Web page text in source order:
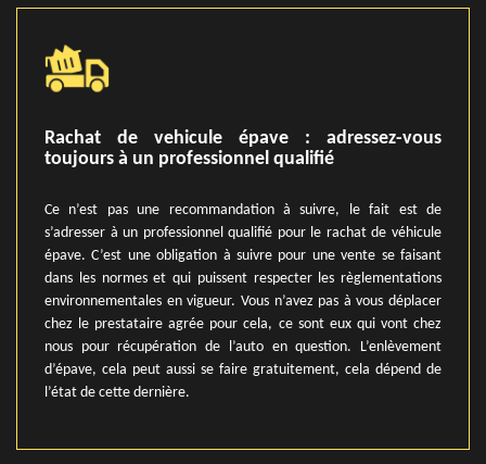
Rachat de vehicule épave : adressez-vous
toujours à un professionnel qualifié
Ce n’est pas une recommandation à suivre, le fait est de
s’adresser à un professionnel qualifié pour le rachat de véhicule
épave. C’est une obligation à suivre pour une vente se faisant
dans les normes et qui puissent respecter les règlementations
environnementales en vigueur. Vous n’avez pas à vous déplacer
chez le prestataire agrée pour cela, ce sont eux qui vont chez
nous pour récupération de l’auto en question. L’enlèvement
d’épave, cela peut aussi se faire gratuitement, cela dépend de
l’état de cette dernière.